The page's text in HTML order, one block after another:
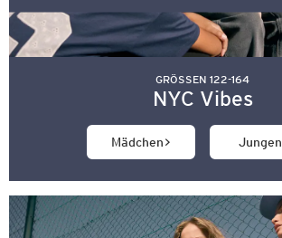
GRÖSSEN 122-164
NYC Vibes
Mädchen Jungen